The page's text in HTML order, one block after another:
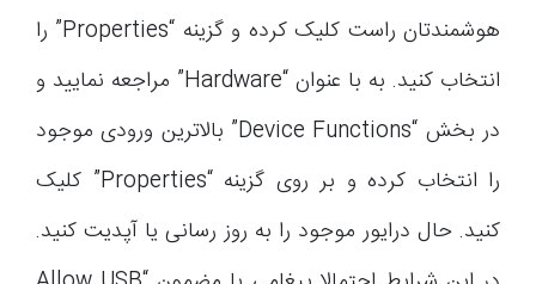
هوشمندتان راست کلیک کرده و گزینه “Properties” را
انتخاب کنید. به با عنوان “Hardware” مراجعه نمایید و
در بخش “Device Functions” بالاترین ورودی موجود
را انتخاب کرده و بر روی گزینه “Properties” کلیک
کنید. حال درایور موجود را به روز رسانی یا آپدیت کنید.